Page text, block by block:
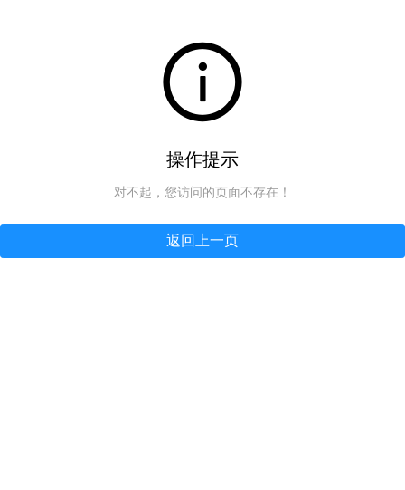
操作提示
对不起，您访问的页面不存在！
返回上一页